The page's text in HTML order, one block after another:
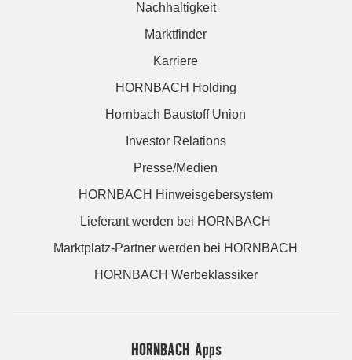
Nachhaltigkeit
Marktfinder
Karriere
HORNBACH Holding
Hornbach Baustoff Union
Investor Relations
Presse/Medien
HORNBACH Hinweisgebersystem
Lieferant werden bei HORNBACH
Marktplatz-Partner werden bei HORNBACH
HORNBACH Werbeklassiker
HORNBACH Apps